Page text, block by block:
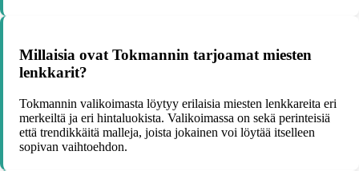
Millaisia ovat Tokmannin tarjoamat miesten
lenkkarit?
Tokmannin valikoimasta löytyy erilaisia miesten lenkkareita eri
merkeiltä ja eri hintaluokista. Valikoimassa on sekä perinteisiä
että trendikkäitä malleja, joista jokainen voi löytää itselleen
sopivan vaihtoehdon.